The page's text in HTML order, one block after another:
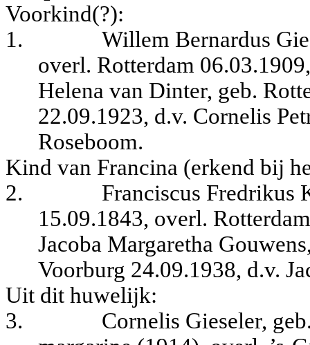
Voorkind(?):
1.
Willem Bernardus
overl. Rotterdam
Helena van Dinter, geb.
22.09.1923, d.v. Cornelis
Roseboom.
Kind van Francina (erkend bij
2.
Franciscus Fredrikus
15.09.1843, overl.
Jacoba Margaretha
Voorburg 24.09.1938, d.v.
Uit dit huwelijk:
3.
Cornelis Gieseler,